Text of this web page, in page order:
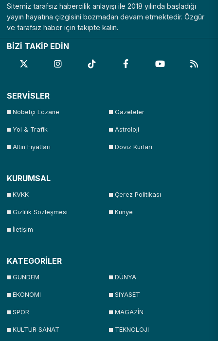
Sitemiz tarafsız habercilik anlayışı ile 2018 yılında başladığı
yayın hayatına çizgisini bozmadan devam etmektedir. Özgür
ve tarafsız haber için takipte kalın.
BİZİ TAKİP EDİN
SERVİSLER
Nöbetçi Eczane Gazeteler
Yol & Trafik Astroloji
Altın Fiyatları Döviz Kurları
KURUMSAL
KVKK Çerez Politikası
Gizlilik Sözleşmesi Künye
İletişim
KATEGORİLER
GUNDEM DÜNYA
EKONOMI SIYASET
SPOR MAGAZİN
KULTUR SANAT TEKNOLOJI